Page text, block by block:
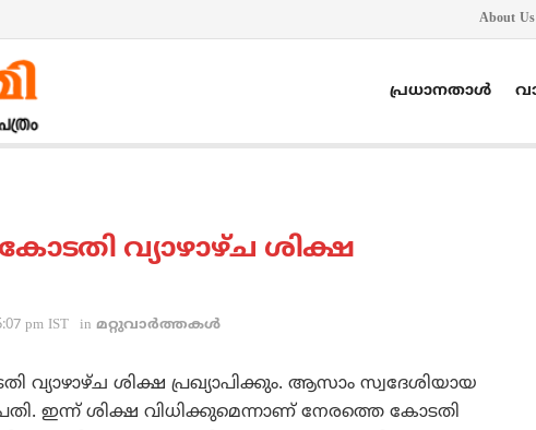
About Us
പ്രധാനതാൾ
വ്യാഴാഴ്ച ശിക്ഷ
pm IST in മറ്റുവാര്‍ത്തകള്‍
വ്യാഴാഴ്ച ശിക്ഷ പ്രഖ്യാപിക്കും. ആസാം സ്വദേശിയായ
ഇന്ന് ശിക്ഷ വിധിക്കുമെന്നാണ് നേരത്തെ കോടതി